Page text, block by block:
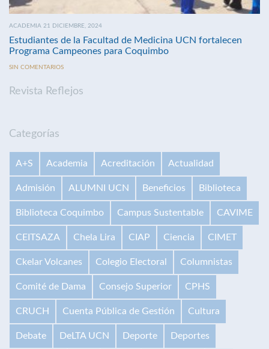
ACADEMIA 21 DICIEMBRE, 2024
Estudiantes de la Facultad de Medicina UCN fortalecen
Programa Campeones para Coquimbo
SIN COMENTARIOS
Revista Reflejos
Categorías
A+S Academia Acreditación Actualidad
Admisión ALUMNI UCN Beneficios Biblioteca
Biblioteca Coquimbo Campus Sustentable CAVIME
CEITSAZA Chela Lira CIAP Ciencia CIMET
Ckelar Volcanes Colegio Electoral Columnistas
Comité de Dama Consejo Superior CPHS
CRUCH Cuenta Pública de Gestión Cultura
Debate DeLTA UCN Deporte Deportes